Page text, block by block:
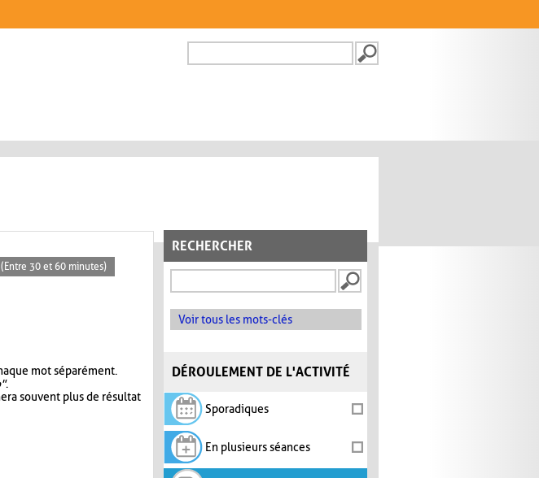
FORMULAIRE DE
RECHERCHER
Voir tous les mots-clés
DÉROULEMENT DE L'ACTIVITÉ
Sporadiques
En plusieurs séances
30 et 60 minutes)
mot séparément.
.
souvent plus de résultat